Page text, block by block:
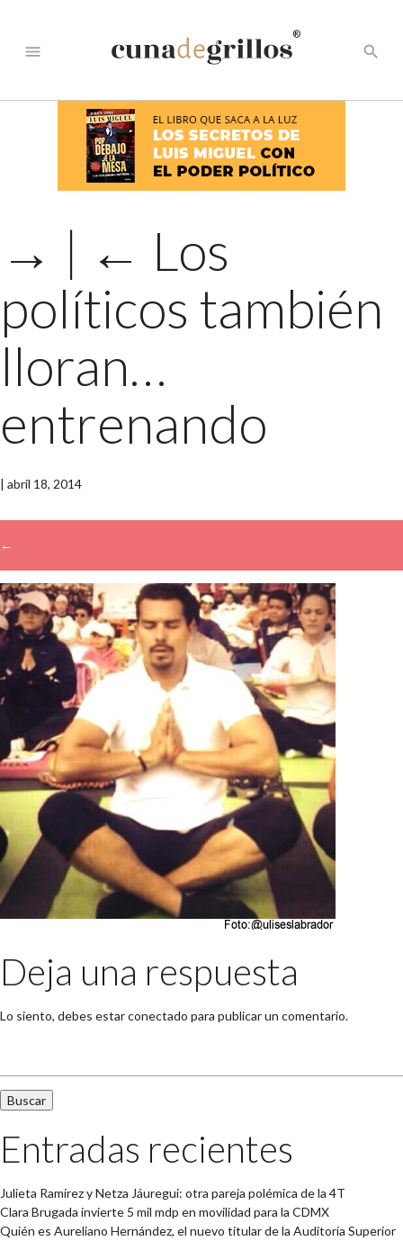
menu
®
search
→ | ← Los
políticos también
lloran…
entrenando
| abril 18, 2014
←
→
Deja una respuesta
Lo siento, debes estarconectado para publicar un comentario.
Entradas recientes
Julieta Ramírez y Netza Jáuregui: otra pareja polémica de la 4T
Clara Brugada invierte 5 mil mdp en movilidad para la CDMX
Quién es Aureliano Hernández, el nuevo titular de la Auditoría Superior